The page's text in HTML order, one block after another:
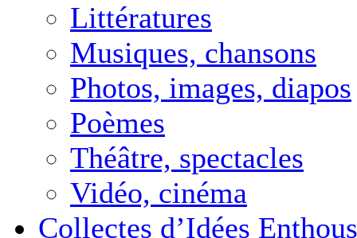
Littératures
Musiques, chansons
Photos, images, diapos
Poèmes
Théâtre, spectacles
Vidéo, cinéma
Collectes d’Idées